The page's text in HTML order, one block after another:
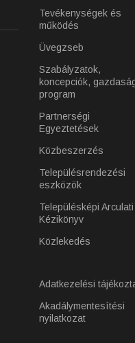
Tevékenységek és
működés
Üvegzseb
Szabályzatok,
koncepciók,
program
Partnerségi
Egyeztetések
Közbeszerzés
Településrendezési
eszközök
Településképi Arculati
Kézikönyv
Közlekedés
Adatkezelési
Akadálymentesítési
nyilatkozat